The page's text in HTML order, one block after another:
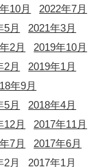
10月
2022年7月
5月
2021年3月
2月
2019年10月
2月
2019年1月
年9月
5月
2018年4月
12月
2017年11月
7月
2017年6月
2月
2017年1月